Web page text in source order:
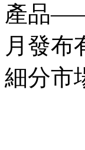
產品——
月發布
細分市